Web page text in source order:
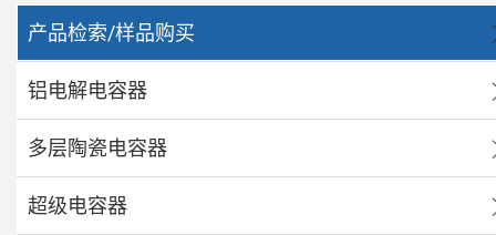
产品检索/样品购买
铝电解电容器
多层陶瓷电容器
超级电容器